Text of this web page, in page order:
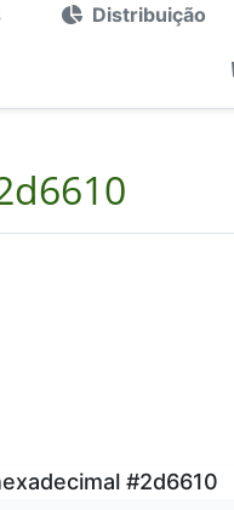
Distribuição